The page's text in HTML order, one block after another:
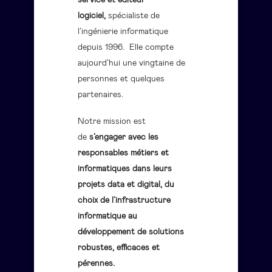
logiciel, spécialiste de
l’ingénierie informatique
depuis 1996. Elle compte
aujourd’hui une vingtaine de
personnes et quelques
partenaires.
Notre mission est
de s’engager avec les
responsables métiers et
informatiques dans leurs
projets data et digital, du
choix de l’infrastructure
informatique au
développement de solutions
robustes, efficaces et
pérennes.